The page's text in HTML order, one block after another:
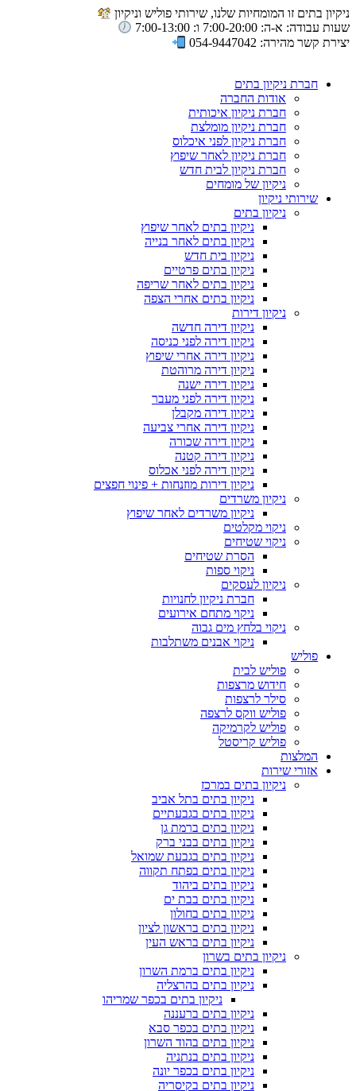
ניקיון בתים זו המומחיות שלנו, שירותי פוליש וניקיון
שעות עבודה: א-ה: 7:00-20:00 ו: 7:00-13:00
יצירת קשר מהירה: 054-9447042
חברת ניקיון בתים
אודות החברה
חברת ניקיון איכותית
חברת ניקיון מומלצת
חברת ניקיון לפני איכלוס
חברת ניקיון לאחר שיפוץ
חברת ניקיון לבית חדש
ניקיון של מומחים
שירותי ניקיון
ניקיון בתים
ניקיון בתים לאחר שיפוץ
ניקיון בתים לאחר בנייה
ניקיון בית חדש
ניקיון בתים פרטיים
ניקיון בתים לאחר שריפה
ניקיון בתים אחרי הצפה
ניקיון דירות
ניקיון דירה חדשה
ניקיון דירה לפני כניסה
ניקיון דירה אחרי שיפוץ
ניקיון דירה מרוהטת
ניקיון דירה ישנה
ניקיון דירה לפני מעבר
ניקיון דירה מקבלן
ניקיון דירה אחרי צביעה
ניקיון דירה שכורה
ניקיון דירה קטנה
ניקיון דירה לפני אכלוס
ניקיון דירות מוזנחות + פינוי חפצים
ניקיון משרדים
ניקיון משרדים לאחר שיפוץ
ניקוי מקלטים
ניקוי שטיחים
הסרת שטיחים
ניקוי ספות
ניקיון לעסקים
חברת ניקיון לחנויות
ניקוי מתחם אירועים
ניקוי בלחץ מים גבוה
ניקוי אבנים משתלבות
פוליש
פוליש לבית
חידוש מרצפות
סילר לרצפות
פוליש ווקס לרצפה
פוליש לקרמיקה
פוליש קריסטל
המלצות
אזורי שירות
ניקיון בתים במרכז
ניקיון בתים בתל אביב
ניקיון בתים בגבעתיים
ניקיון בתים ברמת גן
ניקיון בתים בבני ברק
ניקיון בתים בגבעת שמואל
ניקיון בתים בפתח תקווה
ניקיון בתים ביהוד
ניקיון בתים בבת ים
ניקיון בתים בחולון
ניקיון בתים בראשון לציון
ניקיון בתים בראש העין
ניקיון בתים בשרון
ניקיון בתים ברמת השרון
ניקיון בתים בהרצליה
ניקיון בתים בכפר שמריהו
ניקיון בתים ברעננה
ניקיון בתים בכפר סבא
ניקיון בתים בהוד השרון
ניקיון בתים בנתניה
ניקיון בתים בכפר יונה
ניקיון בתים בקיסריה